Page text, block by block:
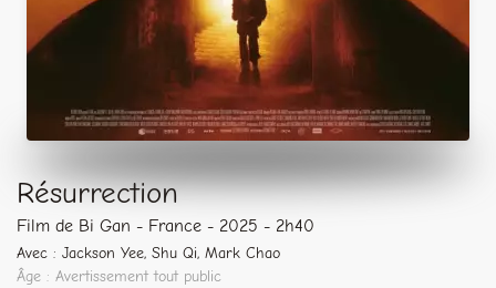
Résurrection
Film de Bi Gan - France - 2025 - 2h40
Avec : Jackson Yee, Shu Qi, Mark Chao
Âge : Avertissement tout public